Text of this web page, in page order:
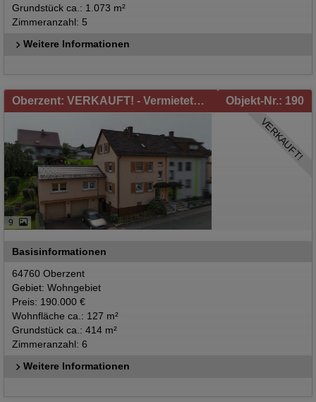
Grundstück ca.: 1.073 m²
Zimmeranzahl: 5
Weitere Informationen
Oberzent: VERKAUFT! - Vermietete Doppelhaushälfte in Oberzent zu verkaufen! Objekt-Nr.: 190
9
VERKAUFT!
Basisinformationen
64760 Oberzent
Gebiet: Wohngebiet
Preis: 190.000 €
Wohnfläche ca.: 127 m²
Grundstück ca.: 414 m²
Zimmeranzahl: 6
Weitere Informationen